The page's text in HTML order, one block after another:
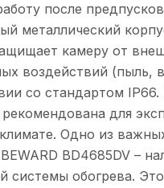
после
металлический
камеру от
воздействий (пыль,
со стандартом IP66.
для
Одно из
BD4685DV –
системы обогрева.